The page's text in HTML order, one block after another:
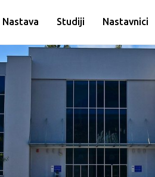
Nastava Studiji Nastavnici